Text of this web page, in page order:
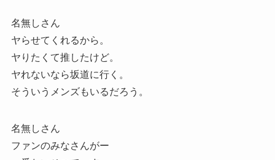
名無しさん
ヤらせてくれるから。
ヤりたくて推したけど。
ヤれないなら坂道に行く。
そういうメンズもいるだろう。
名無しさん
ファンのみなさんがー